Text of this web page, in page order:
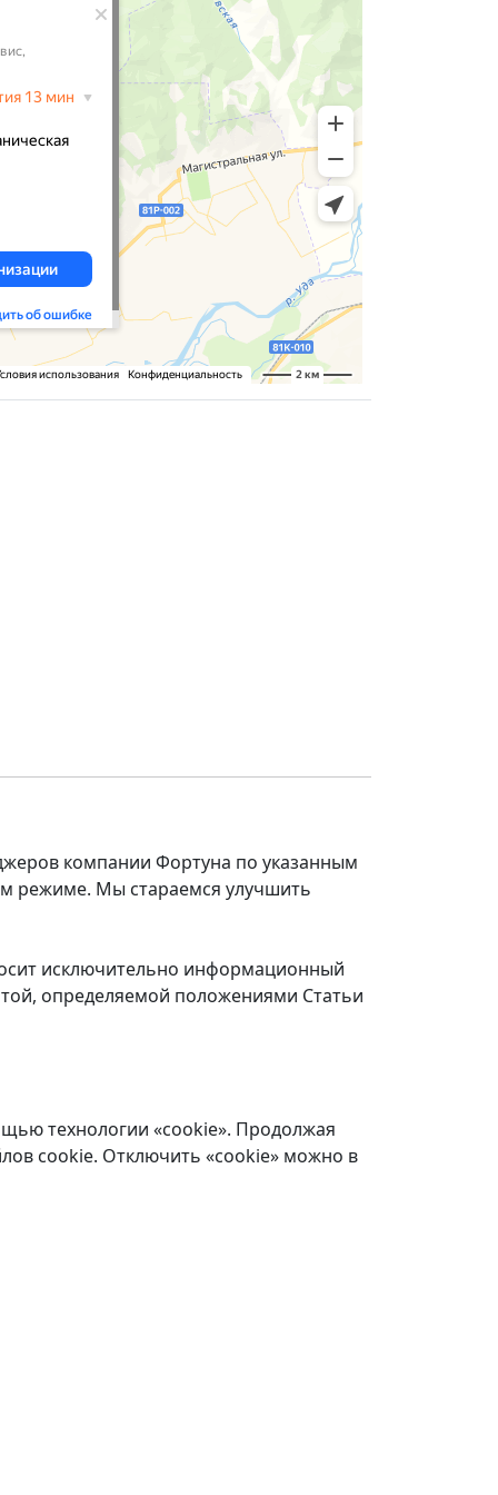
компании Фортуна по указанным
режиме. Мы стараемся улучшить
исключительно информационный
определяемой положениями Статьи
технологии «cookie». Продолжая
cookie. Отключить «cookie» можно в